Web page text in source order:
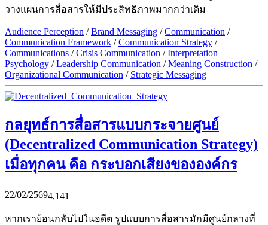
วางแผนการสื่อสารให้มีประสิทธิภาพมากกว่าเดิม
Audience Perception /Brand Messaging /Communication /
Communication Framework /Communication Strategy /
Communications /Crisis Communication /Interpretation
Psychology /Leadership Communication /Meaning Construction /
Organizational Communication / Strategic Messaging
กลยุทธ์การสื่อสารแบบกระจายศูนย์
(Decentralized Communication Strategy)
เมื่อทุกคน คือ กระบอกเสียงขององค์กร
22/02/25694,141
หากเราย้อนกลับไปในอดีต รูปแบบการสื่อสารมักมีศูนย์กลางที่